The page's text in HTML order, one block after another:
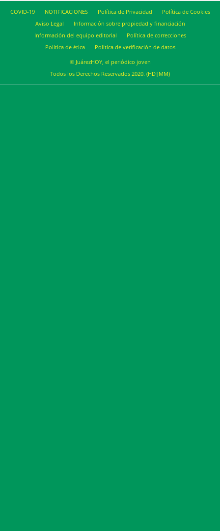
COVID-19 NOTIFICACIONES Política de Privacidad
Política de Cookies
Aviso Legal
Información sobre propiedad y financiación
Información del equipo editorial
Política de correcciones
Política de ética
Política de verificación de datos
© JuárezHOY, el periódico joven
Todos los Derechos Reservados 2020. (HD|MM)